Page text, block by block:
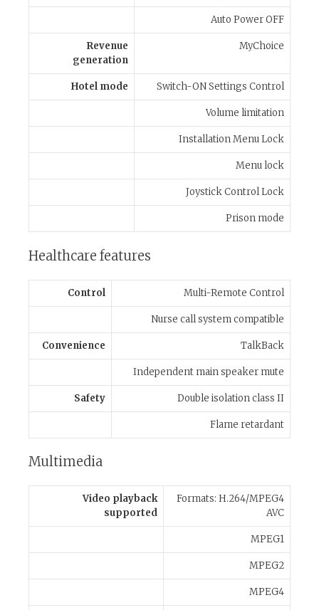
Auto Power OFF
Revenue
generation
MyChoice
Hotel mode Switch-ON Settings Control
Volume limitation
Installation Menu Lock
Menu lock
Joystick Control Lock
Prison mode
Healthcare features
Control Multi-Remote Control
Nurse call system compatible
Convenience TalkBack
Independent main speaker mute
Safety Double isolation class II
Flame retardant
Multimedia
Video playback
supported
Formats: H.264/MPEG4
AVC
MPEG1
MPEG2
MPEG4